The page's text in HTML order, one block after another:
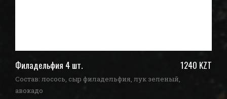
Филадельфия 4 шт. 1240 KZT
Состав: лосось, сыр филадельфия, лук зеленый,
авокадо